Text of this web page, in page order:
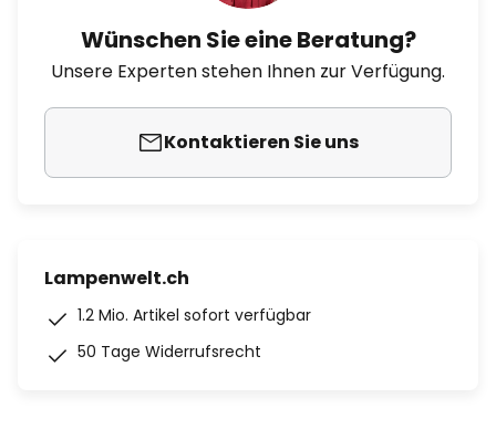
Wünschen Sie eine Beratung?
Unsere Experten stehen Ihnen zur Verfügung.
Kontaktieren Sie uns
Lampenwelt.ch
1.2 Mio. Artikel sofort verfügbar
50 Tage Widerrufsrecht